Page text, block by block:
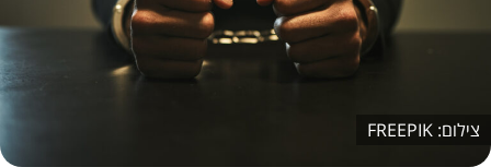
FREEPIK